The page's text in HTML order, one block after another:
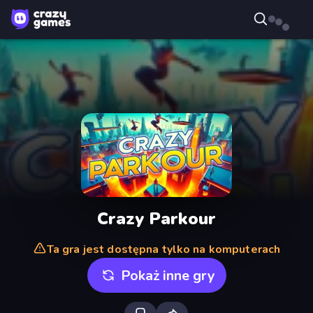
Crazy Parkour
Ta gra jest dostępna tylko na komputerach
Pokaż inne gry